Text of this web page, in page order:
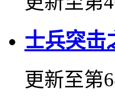
士兵突击
更新至第